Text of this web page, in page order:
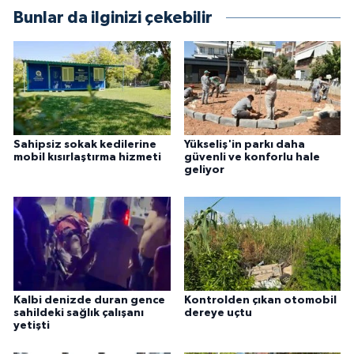
Bunlar da ilginizi çekebilir
Sahipsiz sokak kedilerine
mobil kısırlaştırma hizmeti
Yükseliş'in parkı daha
güvenli ve konforlu hale
geliyor
Kalbi denizde duran gence
sahildeki sağlık çalışanı
yetişti
Kontrolden çıkan otomobil
dereye uçtu